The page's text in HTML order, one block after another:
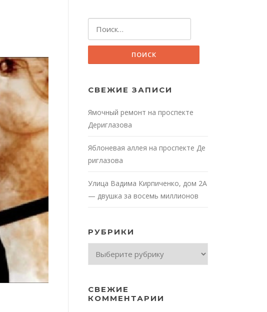
СВЕЖИЕ ЗАПИСИ
Ямочный ремонт на проспекте
Дериглазова
Яблоневая аллея на проспекте Де
риглазова
Улица Вадима Кирпиченко, дом 2А
— двушка за восемь миллионов
РУБРИКИ
СВЕЖИЕ
КОММЕНТАРИИ